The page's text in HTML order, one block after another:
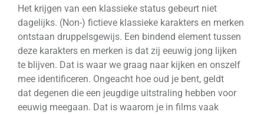
Het krijgen van een klassieke status gebeurt niet
dagelijks. (Non-) fictieve klassieke karakters en merken
ontstaan druppelsgewijs. Een bindend element tussen
deze karakters en merken is dat zij eeuwig jong lijken
te blijven. Dat is waar we graag naar kijken en onszelf
mee identificeren. Ongeacht hoe oud je bent, geldt
dat degenen die een jeugdige uitstraling hebben voor
eeuwig meegaan. Dat is waarom je in films vaak